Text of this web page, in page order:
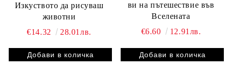
Изкуството да рисуваш
животни
€14.32
28.01лв.
ви на пътешествие във
Вселената
€6.60
12.91лв.